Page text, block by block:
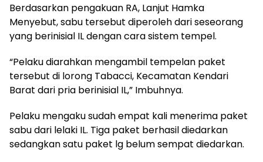
Berdasarkan pengakuan RA, Lanjut Hamka
Menyebut, sabu tersebut diperoleh dari seseorang
yang berinisial IL dengan cara sistem tempel.
“Pelaku diarahkan mengambil tempelan paket
tersebut di lorong Tabacci, Kecamatan Kendari
Barat dari pria berinisial IL,” Imbuhnya.
Pelaku mengaku sudah empat kali menerima paket
sabu dari lelaki IL. Tiga paket berhasil diedarkan
sedangkan satu paket lg belum sempat diedarkan.